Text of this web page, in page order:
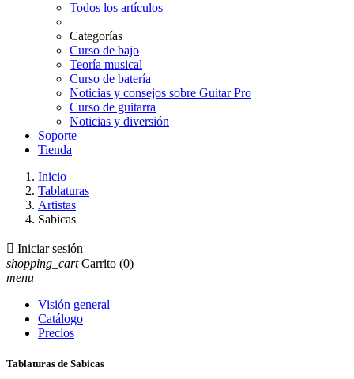
Todos los artículos
Categorías
Curso de bajo
Teoría musical
Curso de batería
Noticias y consejos sobre Guitar Pro
Curso de guitarra
Noticias y diversión
Soporte
Tienda
Inicio
Tablaturas
Artistas
Sabicas
 Iniciar sesión
shopping_cart Carrito (0)
menu
Visión general
Catálogo
Precios
Tablaturas de Sabicas